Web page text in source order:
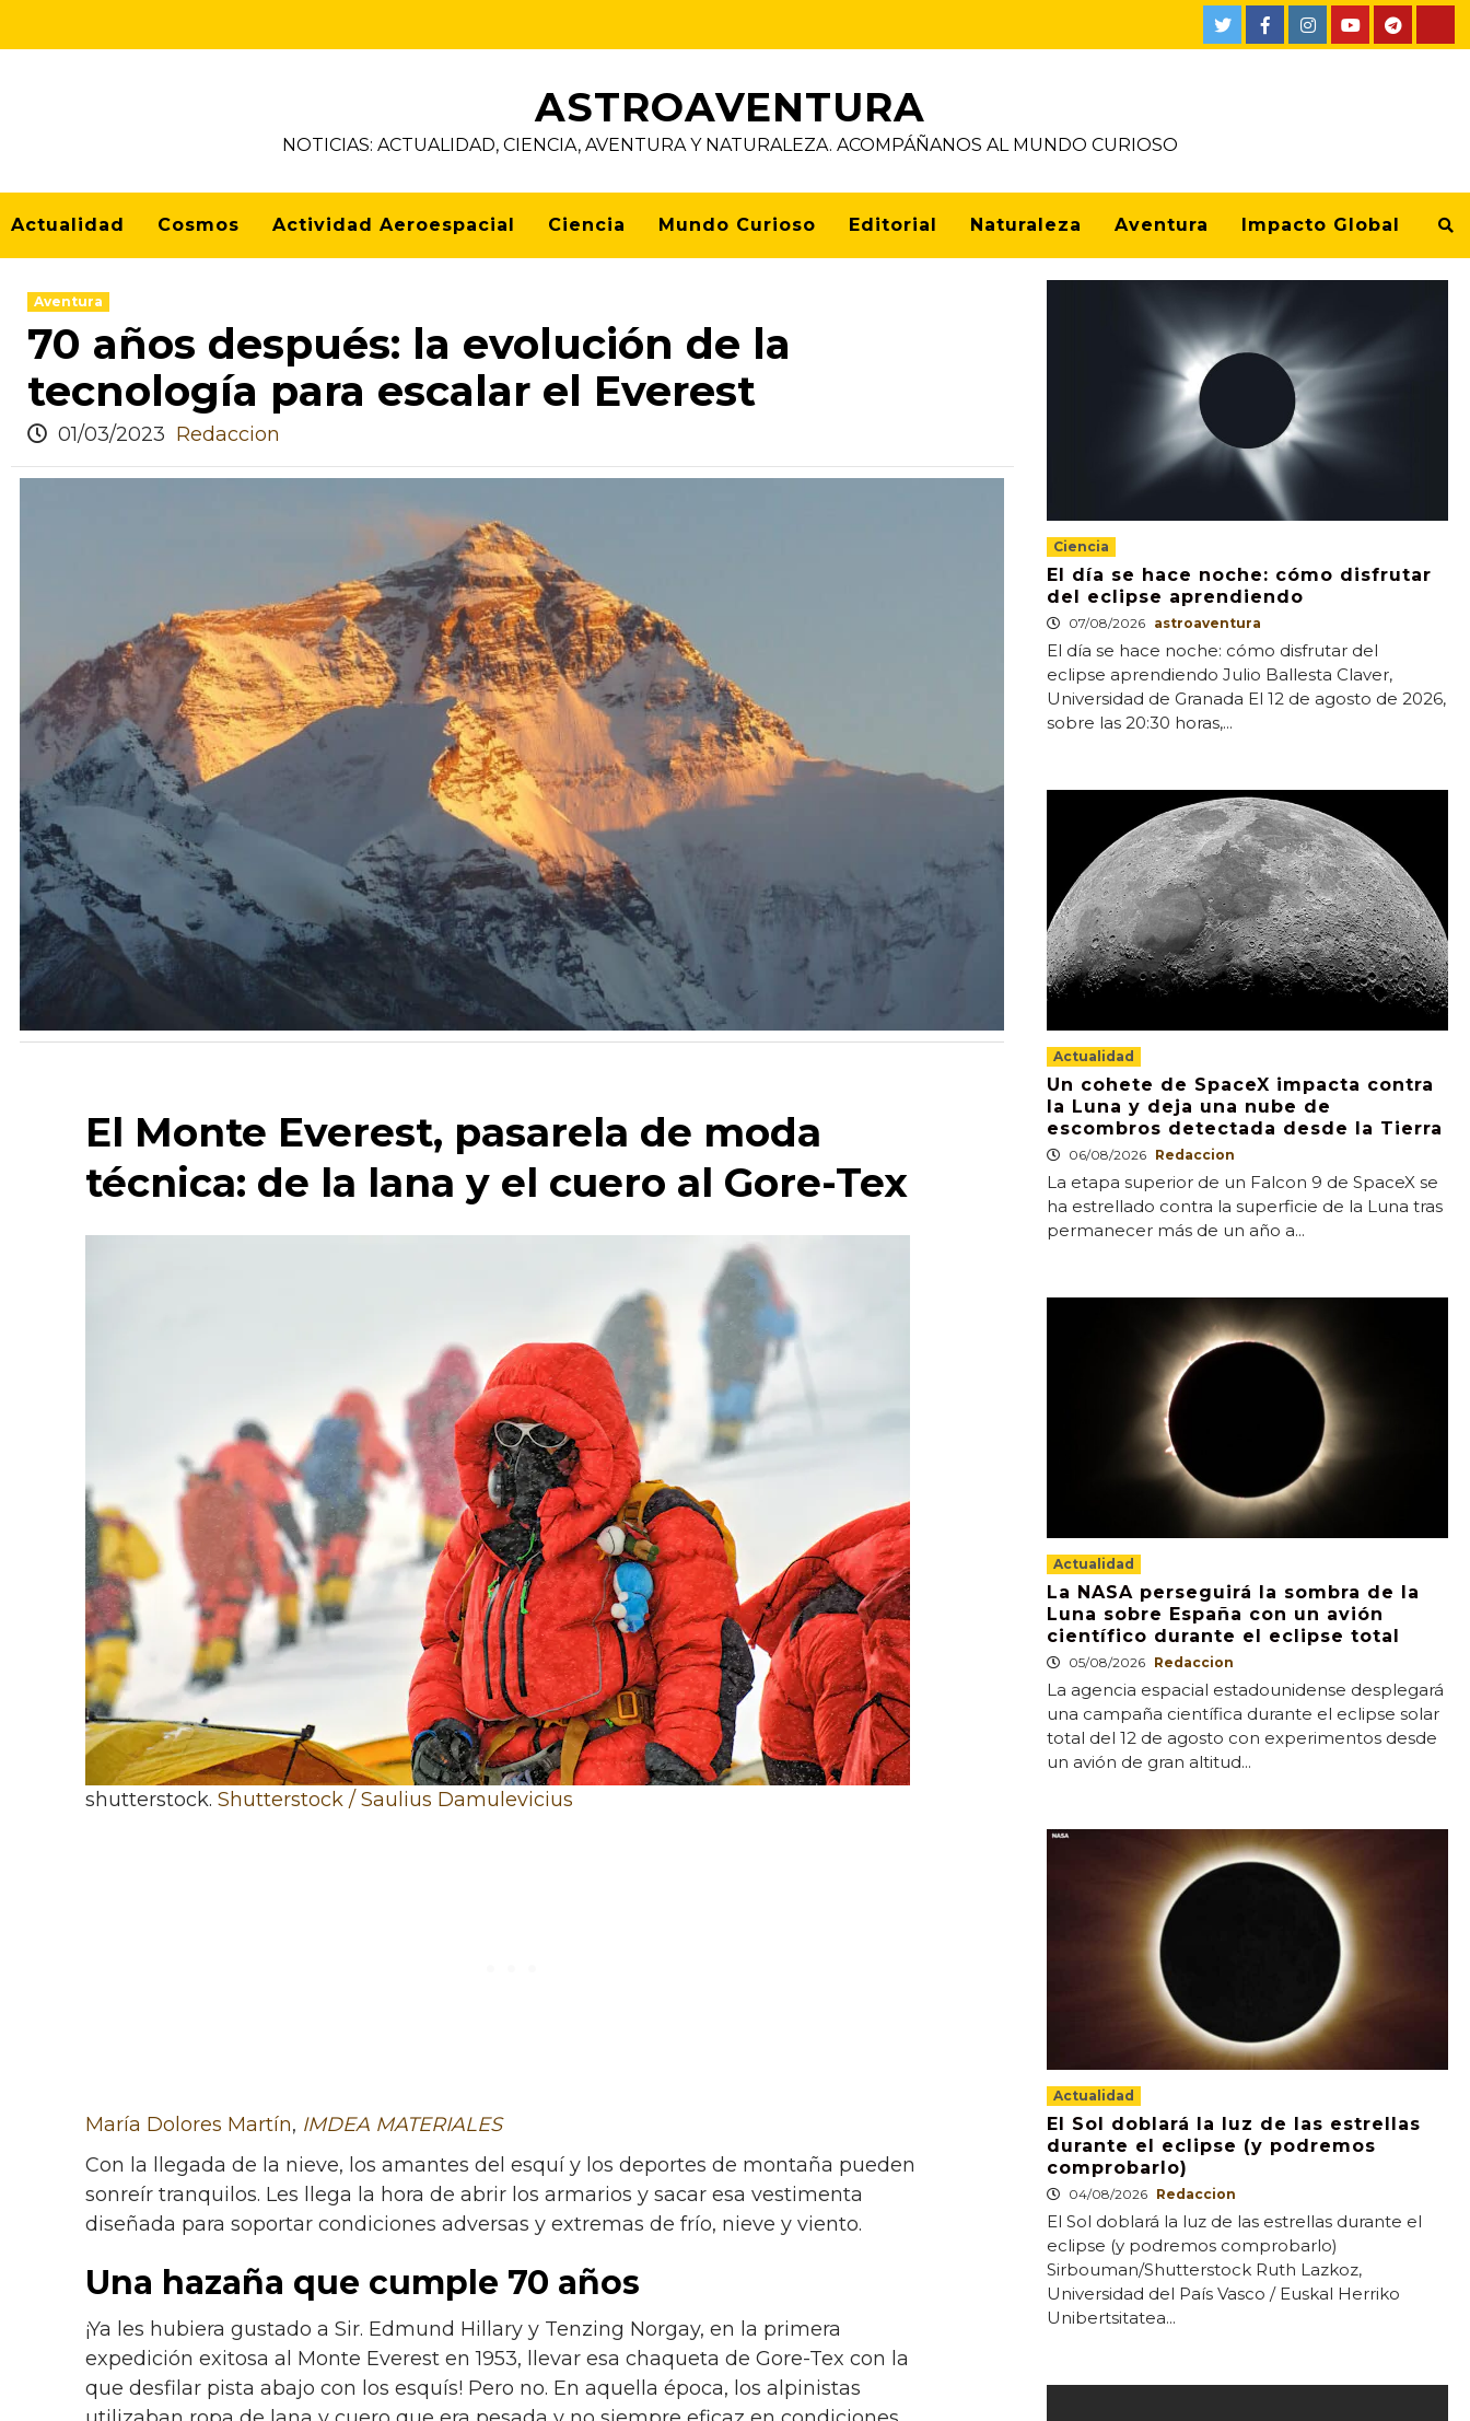
ASTROAVENTURA
NOTICIAS: ACTUALIDAD, CIENCIA, AVENTURA Y NATURALEZA. ACOMPÁÑANOS AL MUNDO CURIOSO
Actualidad Cosmos Actividad Aeroespacial Ciencia Mundo Curioso Editorial Naturaleza Aventura Impacto Global
Aventura
70 años después: la evolución de la
tecnología para escalar el Everest
01/03/2023 Redaccion
El Monte Everest, pasarela de moda
técnica: de la lana y el cuero al Gore-Tex
shutterstock.Shutterstock / Saulius Damulevicius
María Dolores Martín, IMDEA MATERIALES
Con la llegada de la nieve, los amantes del esquí y los deportes de montaña pueden
sonreír tranquilos. Les llega la hora de abrir los armarios y sacar esa vestimenta
diseñada para soportar condiciones adversas y extremas de frío, nieve y viento.
Una hazaña que cumple 70 años
¡Ya les hubiera gustado a Sir. Edmund Hillary y Tenzing Norgay, en la primera
expedición exitosa al Monte Everest en 1953, llevar esa chaqueta de Gore-Tex con la
que desfilar pista abajo con los esquís! Pero no. En aquella época, los alpinistas
Ciencia
El día se hace noche: cómo disfrutar
del eclipse aprendiendo
07/08/2026 astroaventura
El día se hace noche: cómo disfrutar del
eclipse aprendiendo Julio Ballesta Claver,
Universidad de Granada El 12 de agosto de 2026,
sobre las 20:30 horas,...
Actualidad
Un cohete de SpaceX impacta contra
la Luna y deja una nube de
escombros detectada desde la Tierra
06/08/2026 Redaccion
La etapa superior de un Falcon 9 de SpaceX se
ha estrellado contra la superficie de la Luna tras
permanecer más de un año a...
Actualidad
La NASA perseguirá la sombra de la
Luna sobre España con un avión
científico durante el eclipse total
05/08/2026 Redaccion
La agencia espacial estadounidense desplegará
una campaña científica durante el eclipse solar
total del 12 de agosto con experimentos desde
un avión de gran altitud...
Actualidad
El Sol doblará la luz de las estrellas
durante el eclipse (y podremos
comprobarlo)
04/08/2026 Redaccion
El Sol doblará la luz de las estrellas durante el
eclipse (y podremos comprobarlo)
Sirbouman/Shutterstock Ruth Lazkoz,
Universidad del País Vasco / Euskal Herriko
Unibertsitatea...